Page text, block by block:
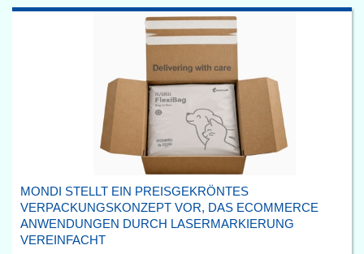
MONDI STELLT EIN PREISGEKRÖNTES
VERPACKUNGSKONZEPT VOR, DAS ECOMMERCE
ANWENDUNGEN DURCH LASERMARKIERUNG
VEREINFACHT